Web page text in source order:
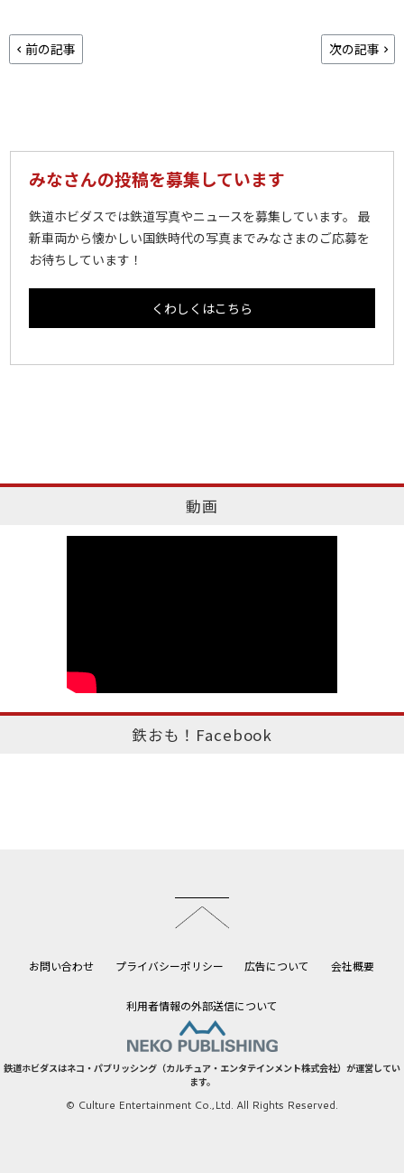
前の記事 次の記事
みなさんの投稿を募集しています
鉄道ホビダスでは鉄道写真やニュースを募集しています。 最
新車両から懐かしい国鉄時代の写真までみなさまのご応募を
お待ちしています！
くわしくはこちら
動画
鉄おも！Facebook
お問い合わせ プライバシーポリシー 広告について 会社概要
利用者情報の外部送信について
鉄道ホビダスはネコ・パブリッシング（カルチュア・エンタテインメント株式会社）が運営してい
ます。
© Culture Entertainment Co.,Ltd. All Rights Reserved.